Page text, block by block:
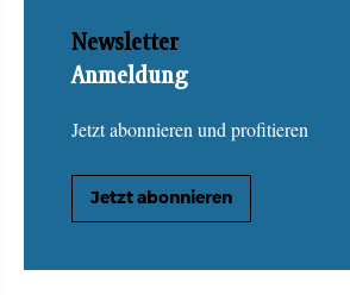
Newsletter
Anmeldung
Jetzt abonnieren und profitieren
Jetzt abonnieren